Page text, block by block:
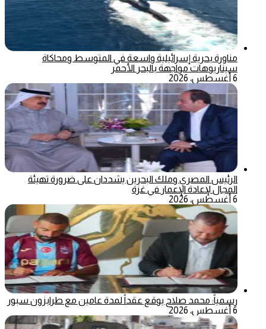
مناورة بحرية إسرائيلية واسعة في المتوسط ومحاكاة
سيناريوهات مواجهة بالبحر الأحمر
6 أغسطس، 2026
الرئيس المصري وملك البحرين يشددان على ضرورة تهيئة
المجال لإعادة الإعمار في غزة
6 أغسطس، 2026
رسمياً: محمد صلاح يوقع عقداً لمدة عامين مع طرابزون سبور
6 أغسطس، 2026